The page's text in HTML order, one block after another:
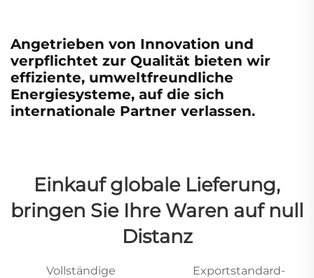
Angetrieben von Innovation und
verpflichtet zur Qualität bieten wir
effiziente, umweltfreundliche
Energiesysteme, auf die sich
internationale Partner verlassen.
Einkauf globale Lieferung,
bringen Sie Ihre Waren auf null
Distanz
Vollständige
Exportstandard-